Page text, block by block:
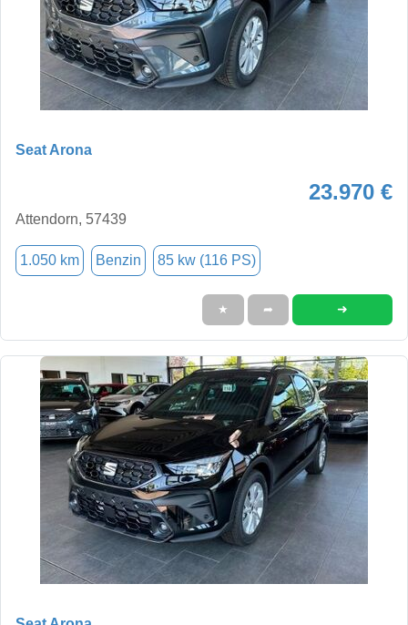
Seat Arona
23.970 €
Attendorn, 57439
1.050 km Benzin 85 kw (116 PS)
★ ➦ ➜